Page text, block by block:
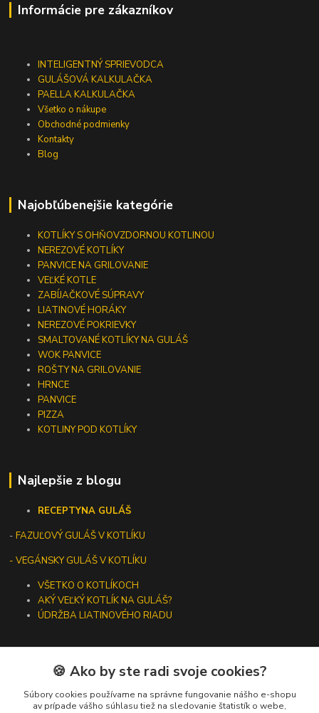
Informácie pre zákazníkov
INTELIGENTNÝ SPRIEVODCA
GULÁŠOVÁ KALKULAČKA
PAELLA KALKULAČKA
Všetko o nákupe
Obchodné podmienky
Kontakty
Blog
Najobľúbenejšie kategórie
KOTLÍKY S OHŇOVZDORNOU KOTLINOU
NEREZOVÉ KOTLÍKY
PANVICE NA GRILOVANIE
VEĽKÉ KOTLE
ZABÍJAČKOVÉ SÚPRAVY
LIATINOVÉ HORÁKY
NEREZOVÉ POKRIEVKY
SMALTOVANÉ KOTLÍKY NA GULÁŠ
WOK PANVICE
ROŠTY NA GRILOVANIE
HRNCE
PANVICE
PIZZA
KOTLINY POD KOTLÍKY
Najlepšie z blogu
RECEPTYNA GULÁŠ
-FAZUĽOVÝ GULÁŠ V KOTLÍKU
- VEGÁNSKY GULÁŠ V KOTLÍKU
VŠETKO O KOTLÍKOCH
AKÝ VEĽKÝ KOTLÍK NA GULÁŠ?
ÚDRŽBA LIATINOVÉHO RIADU
Kontakty
🍪 Ako by ste radi svoje cookies?
Súbory cookies používame na správne fungovanie nášho e-shopu
av prípade vášho súhlasu tiež na sledovanie štatistík o webe,